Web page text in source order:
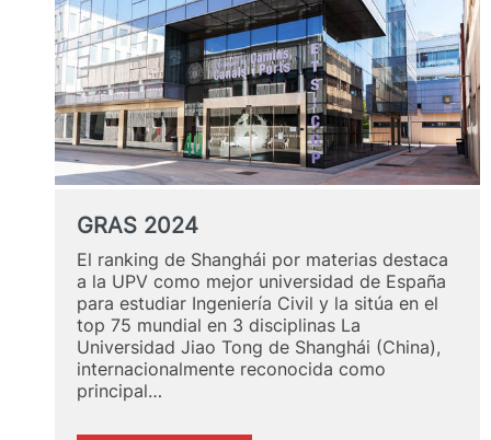
GRAS 2024
El ranking de Shanghái por materias destaca
a la UPV como mejor universidad de España
para estudiar Ingeniería Civil y la sitúa en el
top 75 mundial en 3 disciplinas La
Universidad Jiao Tong de Shanghái (China),
internacionalmente reconocida como
principal…